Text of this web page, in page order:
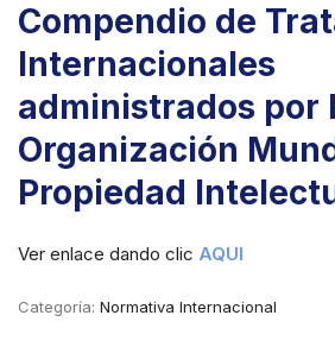
Compendio de
Internacionales
administrados por
Organización
Propiedad
Ver enlace dando clic AQUI
Categoría: Normativa Internacional